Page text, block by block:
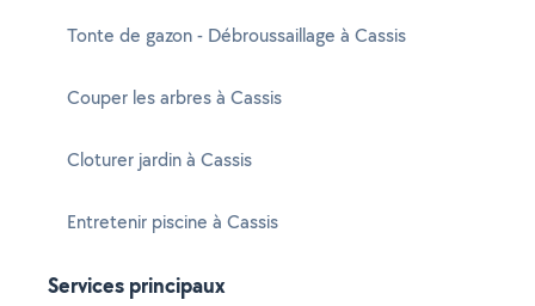
Tonte de gazon - Débroussaillage à Cassis
Couper les arbres à Cassis
Cloturer jardin à Cassis
Entretenir piscine à Cassis
Services principaux